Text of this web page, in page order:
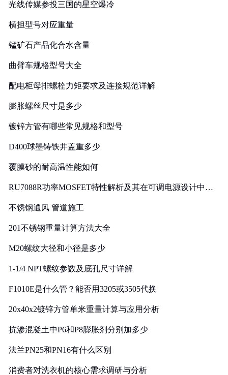
光线传媒参投三国的星空爆冷
横担型号对应重量
锰矿石产品化合水含量
曲臂车规格型号大全
配电柜母排螺栓力矩要求及连接规范详解
膨胀螺丝尺寸是多少
镀锌方管有哪些常见规格和型号
D400球墨铸铁井盖重多少
覆膜砂的耐高温性能如何
RU7088R功率MOSFET特性解析及其在可调电源设计中的
不锈钢通风 管道施工
201不锈钢重量计算方法大全
M20螺纹大径和小径是多少
1-1/4 NPT螺纹参数及底孔尺寸详解
F1010E是什么管？能否用3205或3505代换
20x40x2镀锌方管单米重量计算与应用分析
抗渗混凝土中P6和P8膨胀剂分别加多少
法兰PN25和PN16有什么区别
消费者对洗衣机的核心需求调研与分析